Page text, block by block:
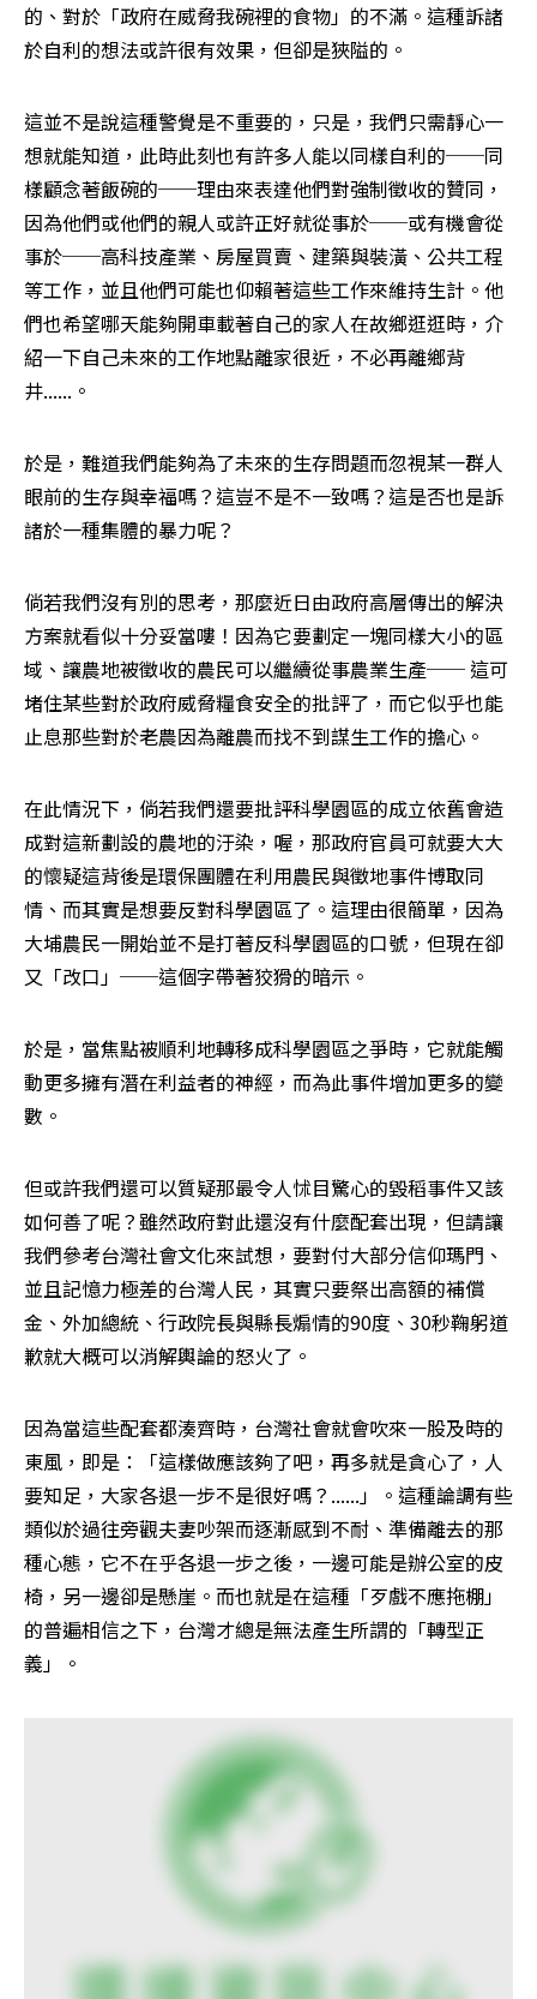
的、對於「政府在威脅我碗裡的食物」的不滿。這種訴諸
於自利的想法或許很有效果，但卻是狹隘的。
這並不是說這種警覺是不重要的，只是，我們只需靜心一
想就能知道，此時此刻也有許多人能以同樣自利的──同
樣顧念著飯碗的──理由來表達他們對強制徵收的贊同，
因為他們或他們的親人或許正好就從事於──或有機會從
事於──高科技產業、房屋買賣、建築與裝潢、公共工程
等工作，並且他們可能也仰賴著這些工作來維持生計。他
們也希望哪天能夠開車載著自己的家人在故鄉逛逛時，介
紹一下自己未來的工作地點離家很近，不必再離鄉背
井......。
於是，難道我們能夠為了未來的生存問題而忽視某一群人
眼前的生存與幸福嗎？這豈不是不一致嗎？這是否也是訴
諸於一種集體的暴力呢？
倘若我們沒有別的思考，那麼近日由政府高層傳出的解決
方案就看似十分妥當嘍！因為它要劃定一塊同樣大小的區
域、讓農地被徵收的農民可以繼續從事農業生產── 這可
堵住某些對於政府威脅糧食安全的批評了，而它似乎也能
止息那些對於老農因為離農而找不到謀生工作的擔心。
在此情況下，倘若我們還要批評科學園區的成立依舊會造
成對這新劃設的農地的汙染，喔，那政府官員可就要大大
的懷疑這背後是環保團體在利用農民與徵地事件博取同
情、而其實是想要反對科學園區了。這理由很簡單，因為
大埔農民一開始並不是打著反科學園區的口號，但現在卻
又「改口」──這個字帶著狡猾的暗示。
於是，當焦點被順利地轉移成科學園區之爭時，它就能觸
動更多擁有潛在利益者的神經，而為此事件增加更多的變
數。
但或許我們還可以質疑那最令人怵目驚心的毀稻事件又該
如何善了呢？雖然政府對此還沒有什麼配套出現，但請讓
我們參考台灣社會文化來試想，要對付大部分信仰瑪門、
並且記憶力極差的台灣人民，其實只要祭出高額的補償
金、外加總統、行政院長與縣長煽情的90度、30秒鞠躬道
歉就大概可以消解輿論的怒火了。
因為當這些配套都湊齊時，台灣社會就會吹來一股及時的
東風，即是：「這樣做應該夠了吧，再多就是貪心了，人
要知足，大家各退一步不是很好嗎？......」。這種論調有些
類似於過往旁觀夫妻吵架而逐漸感到不耐、準備離去的那
種心態，它不在乎各退一步之後，一邊可能是辦公室的皮
椅，另一邊卻是懸崖。而也就是在這種「歹戲不應拖棚」
的普遍相信之下，台灣才總是無法產生所謂的「轉型正
義」。